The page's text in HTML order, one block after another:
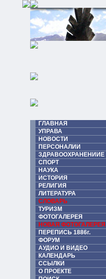
ГЛАВНАЯ
УПРАВА
НОВОСТИ
ПЕРСОНАЛИИ
ЗДРАВООХРАНЕНИИЕ
СПОРТ
НАУКА
ИСТОРИЯ
РЕЛИГИЯ
ЛИТЕРАТУРА
СЛОВАРЬ
ТУРИЗМ
ФОТОГАЛЕРЕЯ
НОВАЯ ФОТОГАЛЕРЕЯ
ПЕРЕПИСЬ 1886г.
ФОРУМ
АУДИО И ВИДЕО
КАЛЕНДАРЬ
ССЫЛКИ
О ПРОЕКТЕ